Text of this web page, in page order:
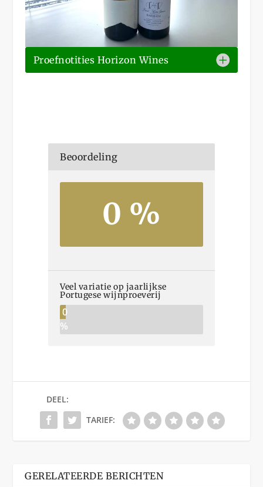
Proefnotities Horizon Wines
Beoordeling
0 %
Veel variatie op jaarlijkse
Portugese wijnproeverij
0
%
DEEL:
TARIEF:
GERELATEERDE BERICHTEN